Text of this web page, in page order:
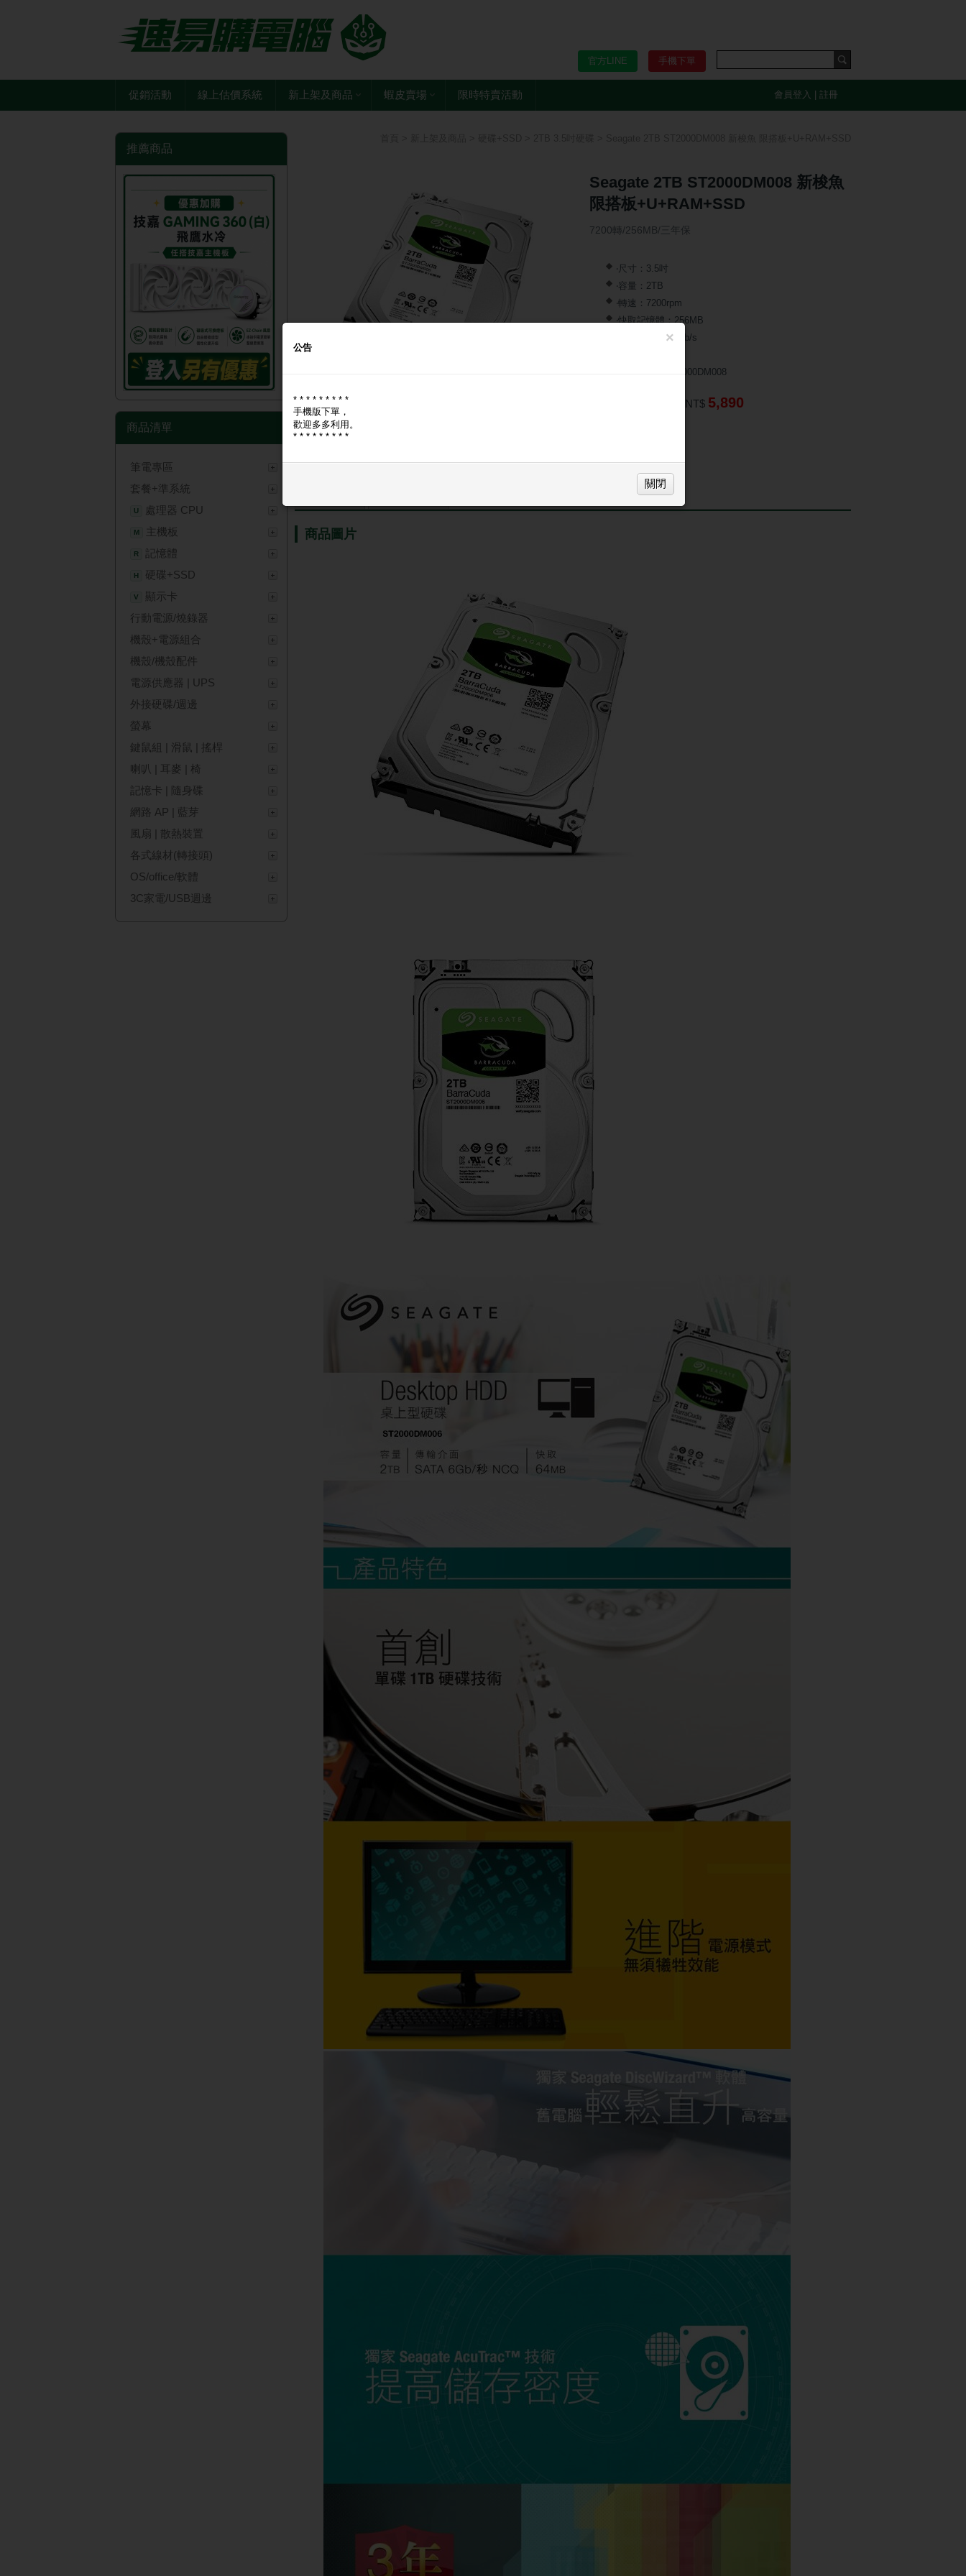
手機下單
官方LINE
促銷活動 線上估價系統 新上架及商品 蝦皮賣場 限時特賣活動 會員登入 註冊
推薦商品
商品清單
筆電專區
套餐+準系統
U 處理器 CPU
M 主機板
R 記憶體
H 硬碟+SSD
V
顯示卡
行動電源/燒錄器
機殼+電源組合
機殼/機殼配件
電源供應器 | UPS
外接硬碟/週邊
螢幕
鍵鼠組 | 滑鼠 | 搖桿
喇叭 | 耳麥 | 椅
記憶卡 | 隨身碟
網路 AP | 藍芽
風扇 | 散熱裝置
各式線材(轉接頭)
OS/office/軟體
3C家電/USB週邊
Seagate 2TB ST2000DM008 新梭魚
限搭板+U+RAM+SSD
7200轉/256MB/三年保
‧尺寸：3.5吋
‧容量：2TB
‧轉速：7200rpm
‧快取記憶體：256MB
‧介面：SATA 6Gb/s
‧原廠料號：ST2000DM008
NT$ 5,890
商品圖片
×
公告
* * * * * * * * *
手機版下單，
歡迎多多利用。
* * * * * * * * *
關閉